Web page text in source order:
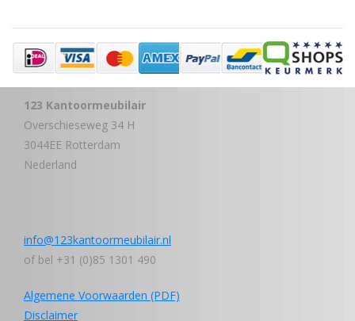
123 Kantoormeubilair
Overschieseweg 34 H
3044EE Rotterdam
Nederland
info@123kantoormeubilair.nl
of bel +31 (0)85 1301 490
Algemene Voorwaarden (PDF)
Disclaimer